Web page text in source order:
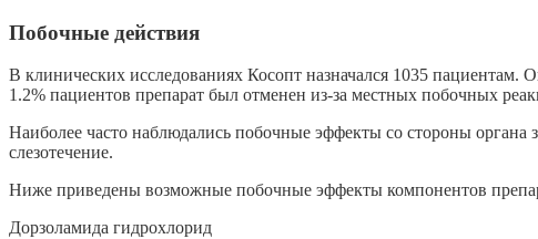
Побочные действия
В клинических исследованиях Косопт назначался 1035
1.2% пациентов препарат был отменен из-за местных побочных
Наиболее часто наблюдались побочные эффекты со стороны органа
слезотечение.
Ниже приведены возможные побочные эффекты компонентов
Дорзоламида гидрохлорид